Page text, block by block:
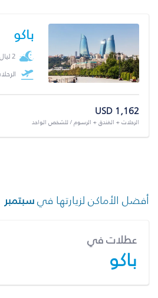
باكو
2 ليال
USD 1,162
الرحلات + الفندق + الرسوم / للشخص الواحد
أفضل الأماكن لزيارتها فيسبتمبر
عطلات في
باكو